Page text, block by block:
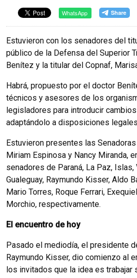
WhatsApp
Estuvieron con los senadores del
público de la Defensa del Superior
Benítez y la titular del Copnaf,
Habrá, propuesto por el doctor
técnicos y asesores de los
legisladores para introducir
adaptándolo a disposiciones
Estuvieron presentes las
Miriam Espinosa y Nancy Miranda,
senadores de Paraná, La Paz, Islas,
Gualeguay, Raymundo Kisser, Aldo
Mario Torres, Roque Ferrari,
Morchio, respectivamente.
El encuentro de hoy
Pasado el mediodía, el presidente
Raymundo Kisser, dio comienzo al
los invitados que la idea es trabajar